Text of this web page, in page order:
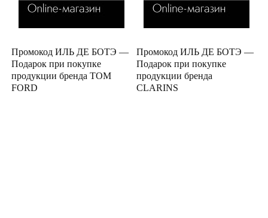
Промокод ИЛЬ ДЕ БОТЭ —
Подарок при покупке
продукции бренда TOM
FORD
Промокод ИЛЬ ДЕ БОТЭ —
Подарок при покупке
продукции бренда
CLARINS